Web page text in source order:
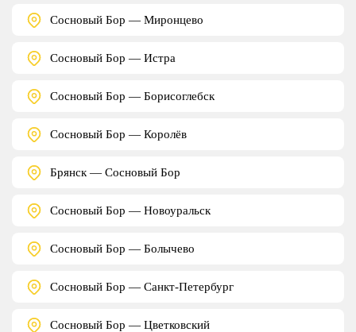
Сосновый Бор — Миронцево
Сосновый Бор — Истра
Сосновый Бор — Борисоглебск
Сосновый Бор — Королёв
Брянск — Сосновый Бор
Сосновый Бор — Новоуральск
Сосновый Бор — Болычево
Сосновый Бор — Санкт-Петербург
Сосновый Бор — Цветковский